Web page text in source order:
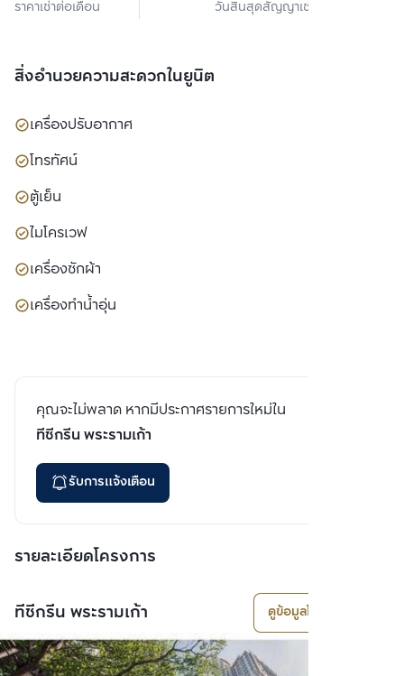
ราคาเช่าต่อเดือน วันสิ้นสุดสัญญาเช่า
สิ่งอำนวยความสะดวกในยูนิต
เครื่องปรับอากาศ
โทรทัศน์
ตู้เย็น
ไมโครเวฟ
เครื่องซักผ้า
เครื่องทำน้ำอุ่น
คุณจะไม่พลาด หากมีประกาศรายการใหม่ใน
ทีซีกรีน พระรามเก้า
รับการแจ้งเตือน
รายละเอียดโครงการ
ทีซีกรีน พระรามเก้า ดูข้อมูลโครงการ